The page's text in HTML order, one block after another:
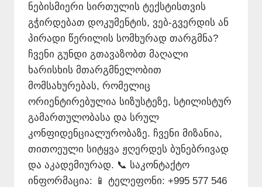
ნებისმიერი სირთულის ტექსტისთვის
გჭირდებათ დოკუმენტის, ვებ-გვერდის ან
პირადი წერილის სომხურად თარგმნა?
ჩვენი გუნდი გთავაზობთ მაღალი
ხარისხის მთარგმნელობით
მომსახურებას, რომელიც
ორიენტირებულია სიზუსტეზე, სტილისტურ
გამართულობასა და სრულ
კონფიდენციალურობაზე. ჩვენი მიზანია,
თითოეული სიტყვა ჟღერდეს ბუნებრივად
და აკადემიურად. 📞 საკონტაქტო
ინფორმაცია: 📱 ტელეფონი: +995 577 546